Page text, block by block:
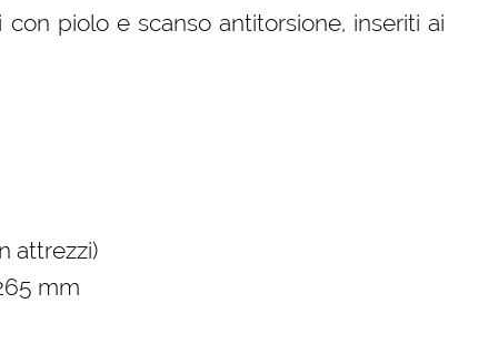
piolo e scanso antitorsione, inseriti ai
attrezzi)
mm